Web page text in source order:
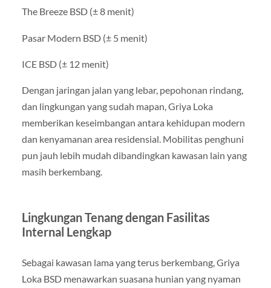
The Breeze BSD (± 8 menit)
Pasar Modern BSD (± 5 menit)
ICE BSD (± 12 menit)
Dengan jaringan jalan yang lebar, pepohonan rindang,
dan lingkungan yang sudah mapan, Griya Loka
memberikan keseimbangan antara kehidupan modern
dan kenyamanan area residensial. Mobilitas penghuni
pun jauh lebih mudah dibandingkan kawasan lain yang
masih berkembang.
Lingkungan Tenang dengan Fasilitas
Internal Lengkap
Sebagai kawasan lama yang terus berkembang, Griya
Loka BSD menawarkan suasana hunian yang nyaman